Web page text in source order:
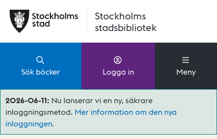
Stockholms
stadsbibliotek
Sök böcker Logga in Meny
2026-06-11: Nu lanserar vi en ny, säkrare
inloggningsmetod. Mer information om den nya
inloggningen.